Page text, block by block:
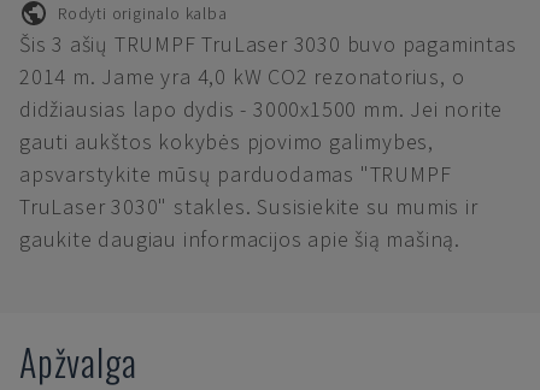
Rodyti originalo kalba
Šis 3 ašių TRUMPF TruLaser 3030 buvo pagamintas
2014 m. Jame yra 4,0 kW CO2 rezonatorius, o
didžiausias lapo dydis - 3000x1500 mm. Jei norite
gauti aukštos kokybės pjovimo galimybes,
apsvarstykite mūsų parduodamas "TRUMPF
TruLaser 3030" stakles. Susisiekite su mumis ir
gaukite daugiau informacijos apie šią mašiną.
Apžvalga